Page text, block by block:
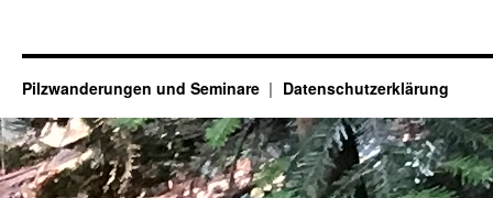
Pilzwanderungen und Seminare Datenschutzerklärung